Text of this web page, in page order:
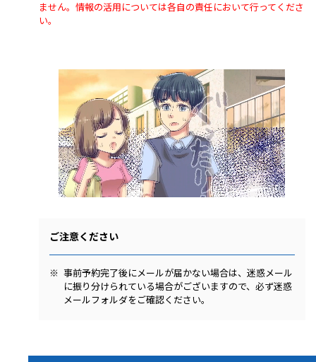
ません。情報の活用については各自の責任において行ってくださ
い。
ご注意ください
事前予約完了後にメールが届かない場合は、迷惑メール
に振り分けられている場合がございますので、必ず迷惑
メールフォルダをご確認ください。